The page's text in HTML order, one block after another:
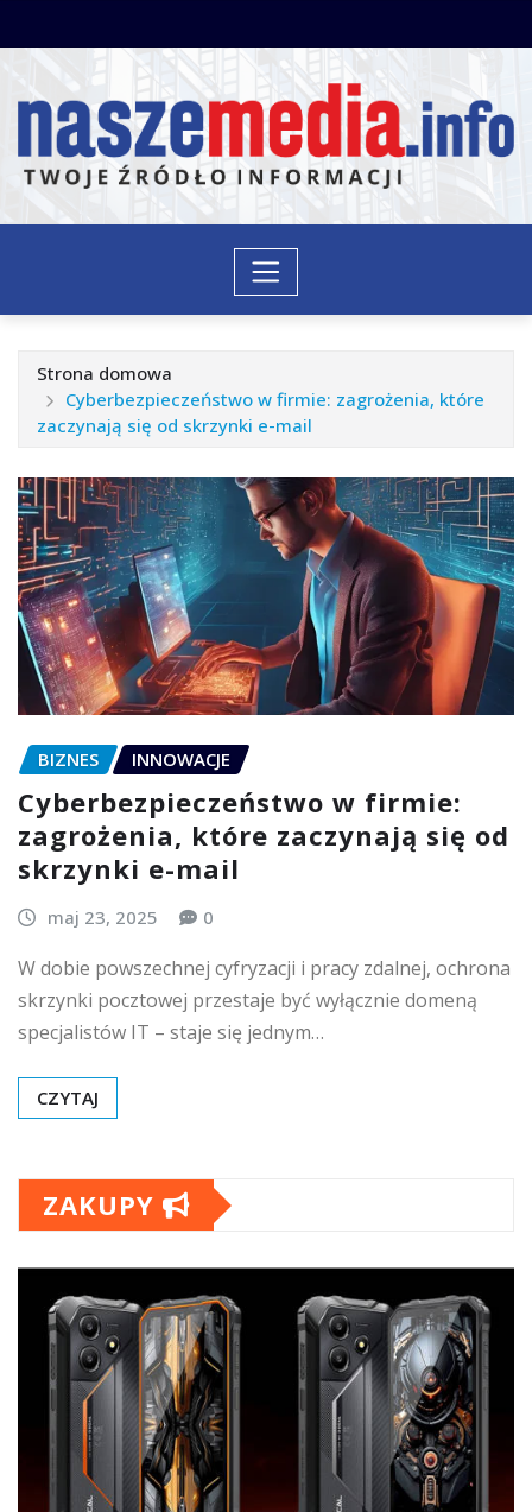
do
Strona domowa
Cyberbezpieczeństwo w firmie: zagrożenia, które
zaczynają się od skrzynki e-mail
BIZNES INNOWACJE
Cyberbezpieczeństwo w firmie:
zagrożenia, które zaczynają się od
skrzynki e-mail
maj 23, 2025 0
W dobie powszechnej cyfryzacji i pracy zdalnej, ochrona
skrzynki pocztowej przestaje być wyłącznie domeną
specjalistów IT – staje się jednym…
CZYTAJ
ZAKUPY